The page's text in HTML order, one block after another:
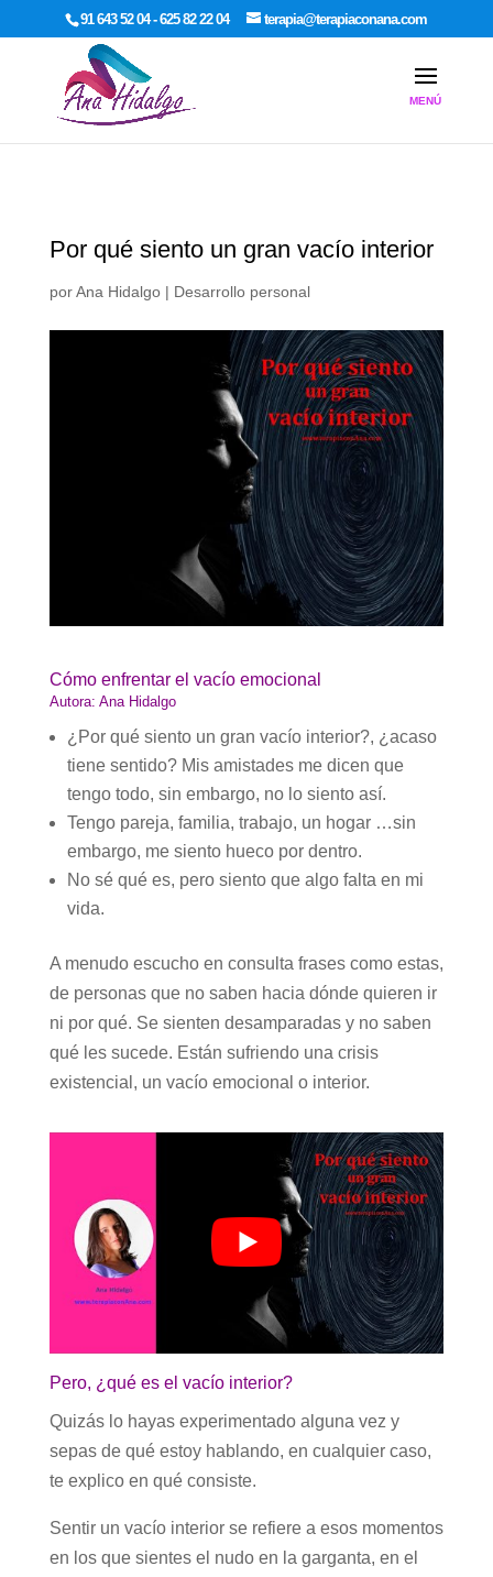
google-site-verification: google7dcda757e565a307.html
91 643 52 04 - 625 82 22 04 terapia@terapiaconana.com
Por qué siento un gran vacío interior
porAna Hidalgo| Desarrollo personal
Cómo enfrentar el vacío emocional
Autora: Ana Hidalgo
¿Por qué siento un gran vacío interior?, ¿acaso
tiene sentido? Mis amistades me dicen que
tengo todo, sin embargo, no lo siento así.
Tengo pareja, familia, trabajo, un hogar …sin
embargo, me siento hueco por dentro.
No sé qué es, pero siento que algo falta en mi
vida.
A menudo escucho en consulta frases como estas,
de personas que no saben hacia dónde quieren ir
ni por qué. Se sienten desamparadas y no saben
qué les sucede. Están sufriendo una crisis
existencial, un vacío emocional o interior.
Pero, ¿qué es el vacío interior?
Quizás lo hayas experimentado alguna vez y
sepas de qué estoy hablando, en cualquier caso,
te explico en qué consiste.
Sentir un vacío interior se refiere a esos momentos
en los que sientes el nudo en la garganta, en el